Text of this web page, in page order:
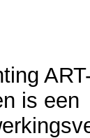
is een